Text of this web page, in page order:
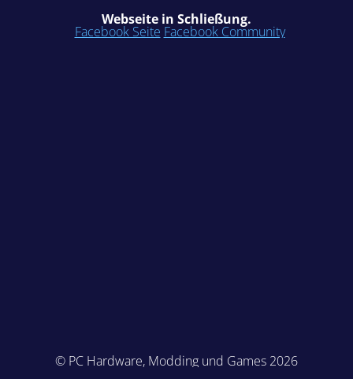
Webseite in Schließung.
Facebook Seite Facebook Community
© PC Hardware, Modding und Games 2026